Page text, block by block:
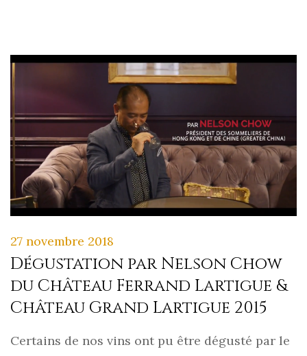
27 novembre 2018
Dégustation par Nelson Chow
du Château Ferrand Lartigue &
Château Grand Lartigue 2015
Certains de nos vins ont pu être dégusté par le